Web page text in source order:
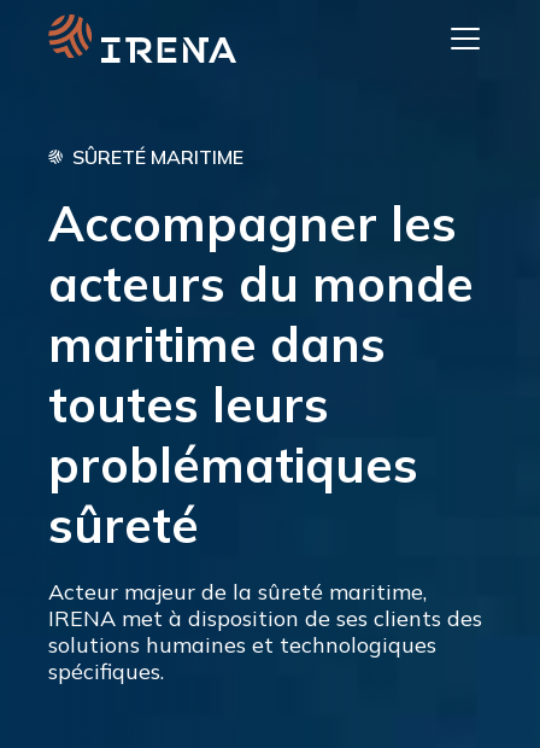
content
SÛRETÉ MARITIME
Accompagner les
acteurs du monde
maritime dans
toutes leurs
problématiques
sûreté
Acteur majeur de la sûreté maritime,
IRENA met à disposition de ses clients des
solutions humaines et technologiques
spécifiques.